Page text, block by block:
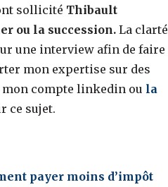
sollicité Thibault
ou la succession.La clarté
une interview afin de faire
mon expertise sur des
mon compte linkedin ou la
ce sujet.
payer moins d’impôt